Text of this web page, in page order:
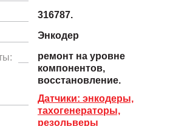
316787.
Энкодер
ремонт на уровне
компонентов,
восстановление.
Датчики: энкодеры,
тахогенераторы,
резольверы